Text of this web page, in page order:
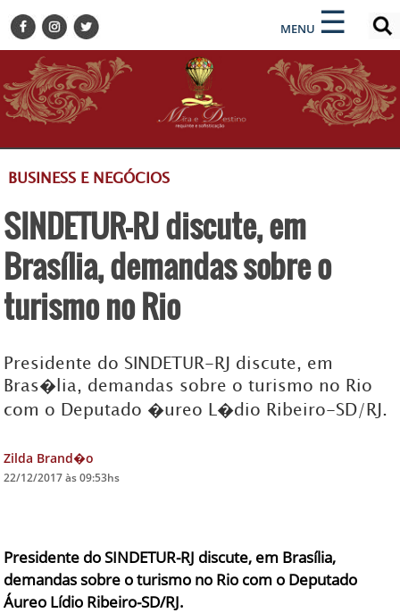
MENU ☰
×
BELEZA
BUSINESS E NEGÓCIOS
CULTURA
DESTINOS
GASTRONOMIA
HOTELARIA
MODA
TURISMO
ZILDA BRANDÃO
FALE CONOSCO
×
ENCONTRE SUA NOTÍCIA
BUSINESS E NEGÓCIOS
SINDETUR-RJ discute, em
Brasília, demandas sobre o
turismo no Rio
Presidente do SINDETUR-RJ discute, em
Bras�lia, demandas sobre o turismo no Rio
com o Deputado �ureo L�dio Ribeiro-SD/RJ.
Zilda Brand�o
22/12/2017 às 09:53hs
Presidente do SINDETUR-RJ discute, em Brasília,
demandas sobre o turismo no Rio com o Deputado
Áureo Lídio Ribeiro-SD/RJ.